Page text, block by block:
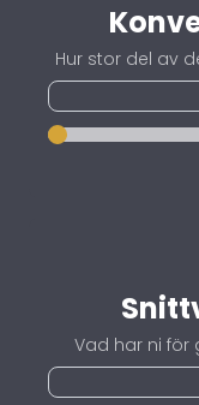
Hur stor del av
Vad har ni för